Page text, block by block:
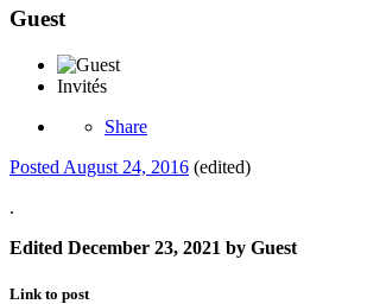
Guest
Invités
Share
Posted August 24, 2016 (edited)
.
Edited December 23, 2021 by Guest
Link to post